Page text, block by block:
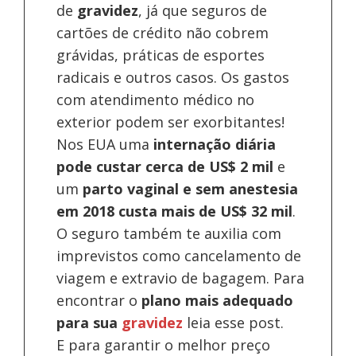
de gravidez, já que seguros de
cartões de crédito não cobrem
grávidas, práticas de esportes
radicais e outros casos. Os gastos
com atendimento médico no
exterior podem ser exorbitantes!
Nos EUA uma internação diária
pode custar cerca de US$ 2 mil e
um parto vaginal e sem anestesia
em 2018 custa mais de US$ 32 mil.
O seguro também te auxilia com
imprevistos como cancelamento de
viagem e extravio de bagagem. Para
encontrar o plano mais adequado
para sua gravidez leia esse post.
E para garantir o melhor preço